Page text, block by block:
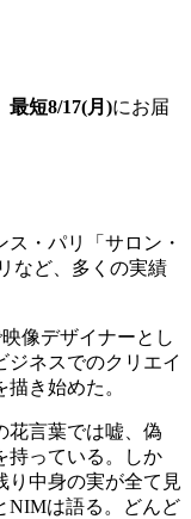
最短8/17(月)にお届
・パリ「サロン・
など、多くの実績
像デザイナーとし
ジネスでのクリエイ
き始めた。
花⾔葉では嘘、偽
持っている。しか
り中⾝の実が全て⾒
NIMは語る。どんど